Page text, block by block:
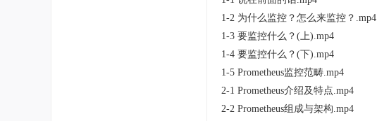
1-2 为什么监控？怎么来监控？.mp4
1-3 要监控什么？(上).mp4
1-4 要监控什么？(下).mp4
1-5 Prometheus监控范畴.mp4
2-1 Prometheus介绍及特点.mp4
2-2 Prometheus组成与架构.mp4